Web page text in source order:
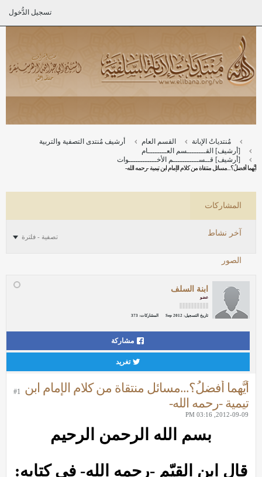
تسجيل الدُّخول
مُنتدياتُ الإبانة القسم العام
أرشيف مُنتدى التصفية والتربية
[أرشيف] القــــــــسم العــــــــام
[أرشيف] قــســـــــــــم الأخــــــــــــوات
أيُّهما أفضلُ؟...مسائل منتقاة من كلام الإمام ابن تيمية -رحمه الله-
المشاركات
آخر نشاط
الصور
تصفية - فلترة
ابنة السلف
عضو
تاريخ التسجيل: Sep 2012 المشاركات: 373
مشاركة
تغريد
#1
أيُّهما أفضلُ؟...مسائل منتقاة من كلام الإمام ابن
تيمية -رحمه الله-
2012-09-09, 03:16 PM
بسم الله الرحمن الرحيم
قال ابن القيّم -رحمه الله- في كتابه: